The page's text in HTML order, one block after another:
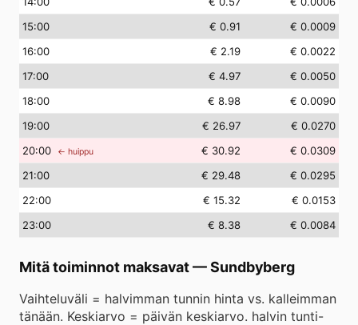
15:00 € 0.91
€ 0.0009
16:00 € 2.19
€ 0.0022
17:00 € 4.97
€ 0.0050
18:00 € 8.98
€ 0.0090
19:00 € 26.97
€ 0.0270
20:00 ← huippu € 30.92
€ 0.0309
21:00 € 29.48
€ 0.0295
22:00 € 15.32
€ 0.0153
23:00 € 8.38 € 0.0084
Mitä toiminnot maksavat—Sundbyberg
Vaihteluväli = halvimman tunnin hinta vs. kalleimman
tänään. Keskiarvo = päivän keskiarvo. halvin tunti-